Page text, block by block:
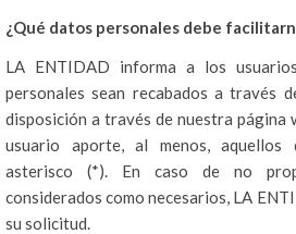
¿Qué datos personales debe
LA ENTIDAD informa a los
personales sean recabados a través
disposición a través de nuestra página
usuario aporte, al menos, aquellos
asterisco (*). En caso de no
considerados como necesarios, LA
su solicitud.